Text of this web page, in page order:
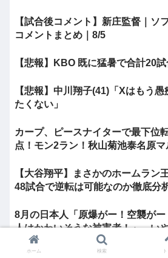
【試合後コメント】新庄監督｜ソ
コメントまとめ｜8/5
【悲報】KBO 既に猛暑で合計20
【悲報】中川翔子(41)「Xはもう
たくない」
カープ、ピースナイターで最下位
点！モン2ラン！秋山菊池泰名原
【大谷翔平】まさかのホームラン
48試合で逆転は可能なのか徹底分
8月の日本人「原爆がー！空襲が
人はかわいそうな被害者！」→い
ホーム 検索